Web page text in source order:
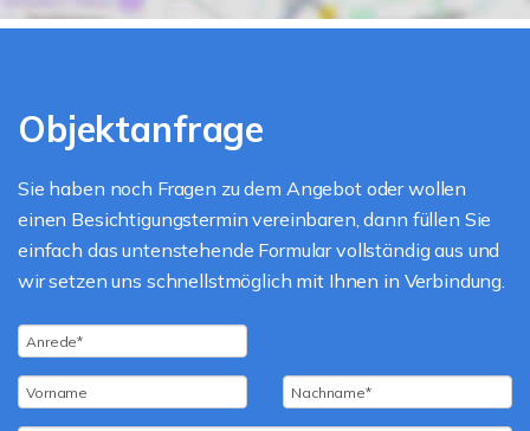
Objektanfrage
Sie haben noch Fragen zu dem Angebot oder wollen
einen Besichtigungstermin vereinbaren, dann füllen Sie
einfach das untenstehende Formular vollständig aus und
wir setzen uns schnellstmöglich mit Ihnen in Verbindung.